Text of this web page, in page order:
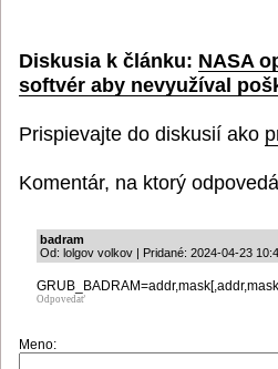
Diskusia k článku: NASA
softvér aby nevyužíval
Prispievajte do diskusií ako
Komentár, na ktorý
badram
Od: lolgov volkov | Pridané: 2024-04-23
Odpovedať
Meno: